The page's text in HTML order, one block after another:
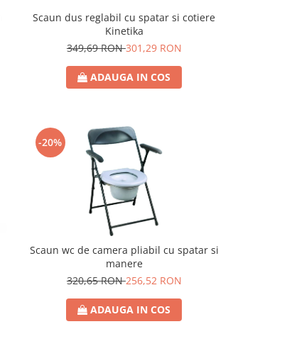
Scaun dus reglabil cu spatar si cotiere
Kinetika
349,69 RON301,29 RON
ADAUGA IN COS
-20%
Scaun wc de camera pliabil cu spatar si
manere
320,65 RON256,52 RON
ADAUGA IN COS